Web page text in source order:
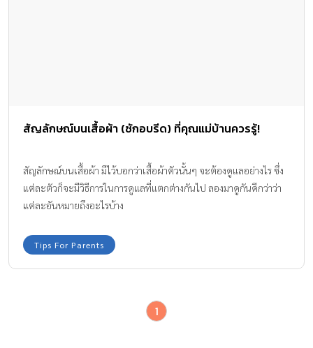
สัญลักษณ์บนเสื้อผ้า (ซักอบรีด) ที่คุณแม่บ้านควรรู้!
สัญลักษณ์บนเสื้อผ้า มีไว้บอกว่าเสื้อผ้าตัวนั้นๆ จะต้องดูแลอย่างไร ซึ่ง
แต่ละตัวก็จะมีวิธีการในการดูแลที่แตกต่างกันไป ลองมาดูกันดีกว่าว่า
แต่ละอันหมายถึงอะไรบ้าง
Tips For Parents
1